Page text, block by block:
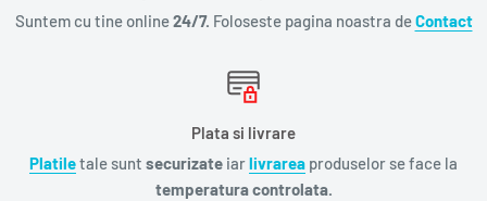
Suntem cu tine online24/7. Foloseste pagina noastra deContact
Plata si livrare
Platiletale sunt securizate iarlivrarea produselor se face la
temperatura controlata.